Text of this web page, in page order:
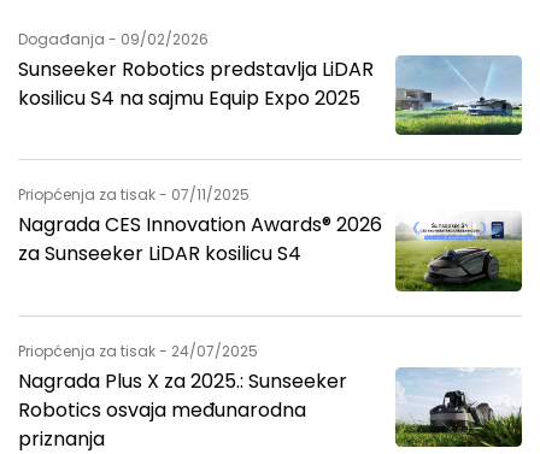
Događanja - 09/02/2026
Sunseeker Robotics predstavlja LiDAR
kosilicu S4 na sajmu Equip Expo 2025
Priopćenja za tisak - 07/11/2025
Nagrada CES Innovation Awards® 2026
za Sunseeker LiDAR kosilicu S4
Priopćenja za tisak - 24/07/2025
Nagrada Plus X za 2025.: Sunseeker
Robotics osvaja međunarodna
priznanja